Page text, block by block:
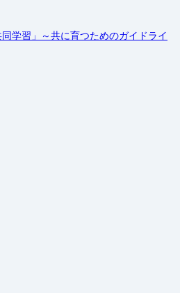
学習」～共に育つためのガイドライ